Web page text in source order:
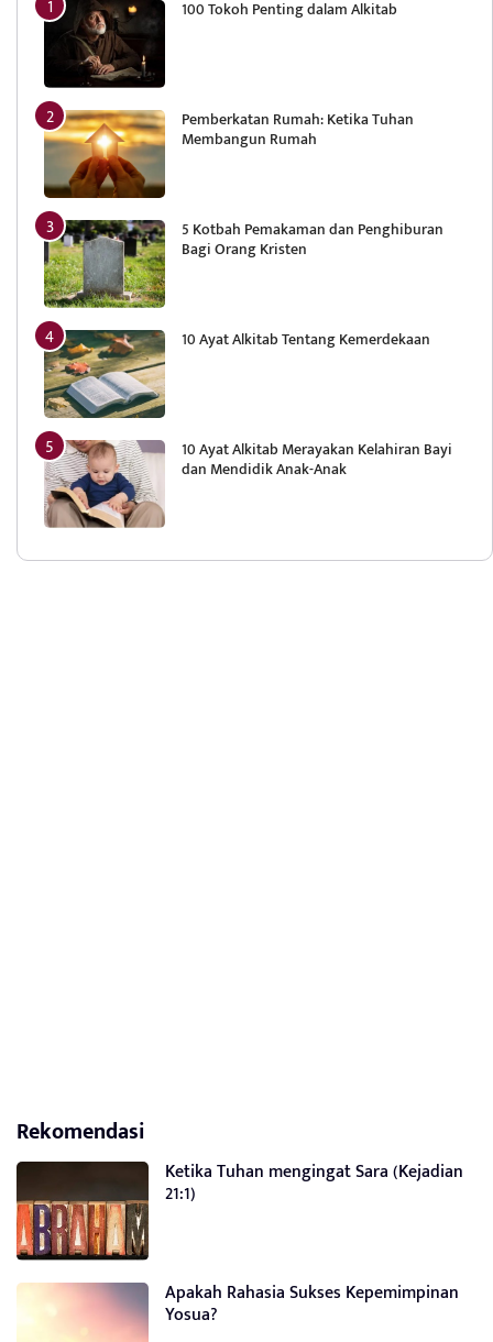
100 Tokoh Penting dalam Alkitab
Pemberkatan Rumah: Ketika Tuhan
Membangun Rumah
5 Kotbah Pemakaman dan Penghiburan
Bagi Orang Kristen
10 Ayat Alkitab Tentang Kemerdekaan
10 Ayat Alkitab Merayakan Kelahiran Bayi
dan Mendidik Anak-Anak
Rekomendasi
Ketika Tuhan mengingat Sara (Kejadian
21:1)
Apakah Rahasia Sukses Kepemimpinan
Yosua?